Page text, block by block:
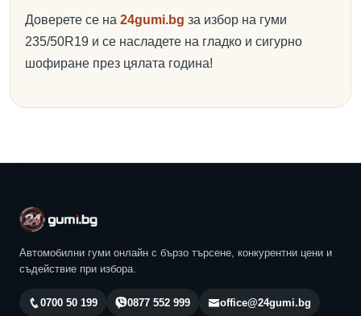
Доверете се на 24gumi.bg за избор на гуми
235/50R19 и се насладете на гладко и сигурно
шофиране през цялата година!
Автомобилни гуми онлайн с бързо търсене, конкурентни цени и
съдействие при избора.
0700 50 199 0877 552 999 office@24gumi.bg